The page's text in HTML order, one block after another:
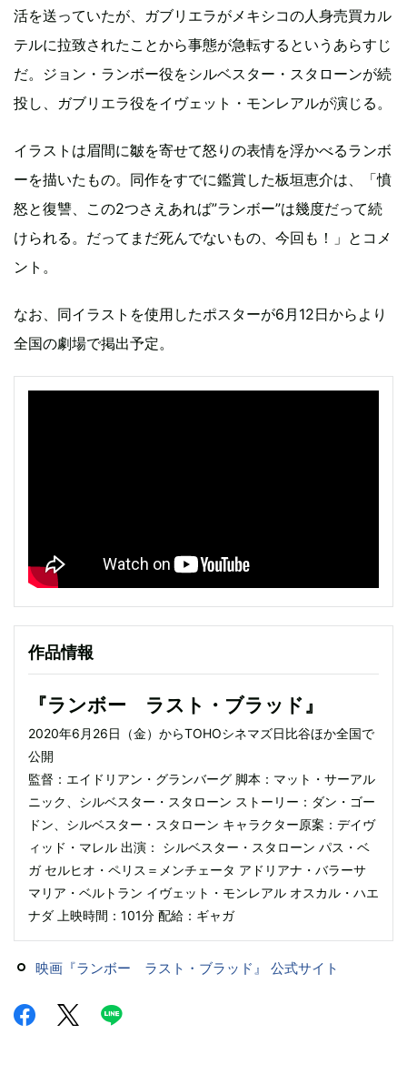
活を送っていたが、ガブリエラがメキシコの人身売買カル
テルに拉致されたことから事態が急転するというあらすじ
だ。ジョン・ランボー役をシルベスター・スタローンが続
投し、ガブリエラ役をイヴェット・モンレアルが演じる。
イラストは眉間に皺を寄せて怒りの表情を浮かべるランボ
ーを描いたもの。同作をすでに鑑賞した板垣恵介は、「憤
怒と復讐、この2つさえあれば”ランボー”は幾度だって続
けられる。だってまだ死んでないもの、今回も！」とコメ
ント。
なお、同イラストを使用したポスターが6月12日からより
全国の劇場で掲出予定。
作品情報
『ランボー ラスト・ブラッド』
2020年6月26日（金）からTOHOシネマズ日比谷ほか全国で
公開
監督：エイドリアン・グランバーグ 脚本：マット・サーアル
ニック、シルベスター・スタローン ストーリー：ダン・ゴー
ドン、シルベスター・スタローン キャラクター原案：デイヴ
ィッド・マレル 出演： シルベスター・スタローン パス・ベ
ガ セルヒオ・ペリス＝メンチェータ アドリアナ・バラーサ
マリア・ベルトラン イヴェット・モンレアル オスカル・ハエ
ナダ 上映時間：101分 配給：ギャガ
映画『ランボー ラスト・ブラッド』 公式サイト